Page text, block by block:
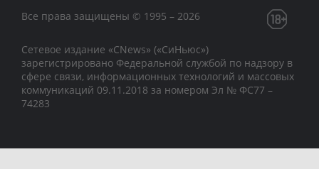
Все права защищены © 1995 – 2026
Сетевое издание «CNews» («СиНьюс»)
зарегистрировано Федеральной службой по надзору в
сфере связи, информационных технологий и массовых
коммуникаций 09.11.2018 за номером Эл № ФС77 –
74283